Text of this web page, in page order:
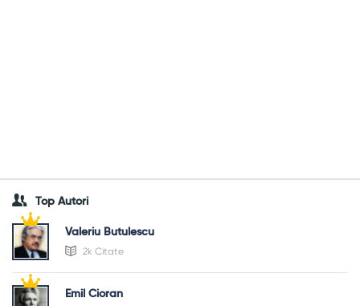
Top Autori
Valeriu Butulescu
2k Citate
Emil Cioran